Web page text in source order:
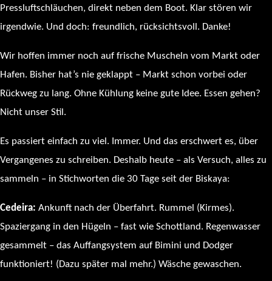
Pressluftschläuchen, direkt neben dem Boot. Klar stören wir
irgendwie. Und doch: freundlich, rücksichtsvoll. Danke!
Wir hoffen immer noch auf frische Muscheln vom Markt oder
Hafen. Bisher hat’s nie geklappt – Markt schon vorbei oder
Rückweg zu lang. Ohne Kühlung keine gute Idee. Essen gehen?
Nicht unser Stil.
Es passiert einfach zu viel. Immer. Und das erschwert es, über
Vergangenes zu schreiben. Deshalb heute – als Versuch, alles zu
sammeln – in Stichworten die 30 Tage seit der Biskaya:
Cedeira: Ankunft nach der Überfahrt. Rummel (Kirmes).
Spaziergang in den Hügeln – fast wie Schottland. Regenwasser
gesammelt – das Auffangsystem auf Bimini und Dodger
funktioniert! (Dazu später mal mehr.) Wäsche gewaschen.